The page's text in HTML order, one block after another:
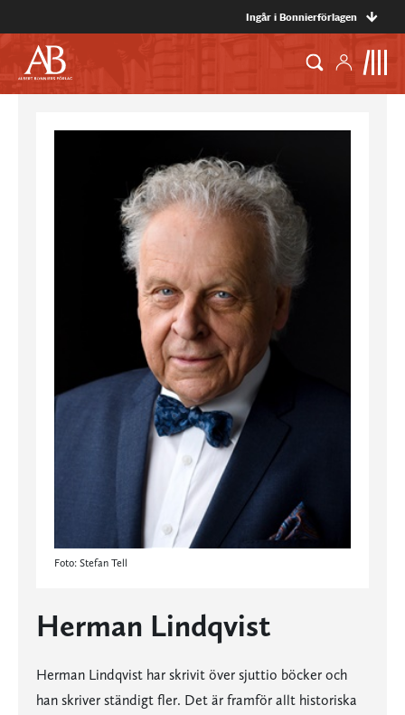
Ingår i Bonnierförlagen
Foto: Stefan Tell
Herman Lindqvist
Herman Lindqvist har skrivit över sjuttio böcker och
han skriver ständigt fler. Det är framför allt historiska